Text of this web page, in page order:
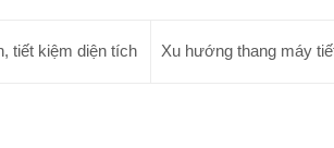
tiết kiệm diện tích Xu hướng thang máy